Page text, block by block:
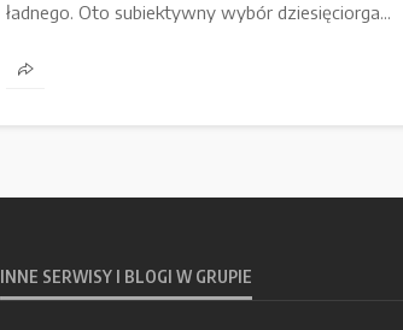
ładnego. Oto subiektywny wybór dziesięciorga...
INNE SERWISY I BLOGI W GRUPIE